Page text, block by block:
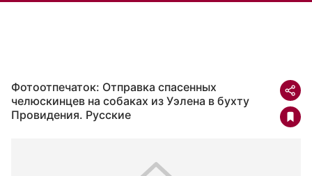
Фотоотпечаток: Отправка спасенных
челюскинцев на собаках из Уэлена в бухту
Провидения. Русские